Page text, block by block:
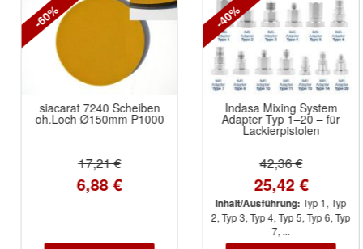
siacarat 7240 Scheiben
oh.Loch Ø150mm P1000
17,21 €
6,88 €
-60%
Indasa Mixing System
Adapter Typ 1–20 – für
Lackierpistolen
42,36 €
25,42 €
Inhalt/Ausführung:Typ 1, Typ
2, Typ 3, Typ 4, Typ 5, Typ 6, Typ
7, ...
-40%